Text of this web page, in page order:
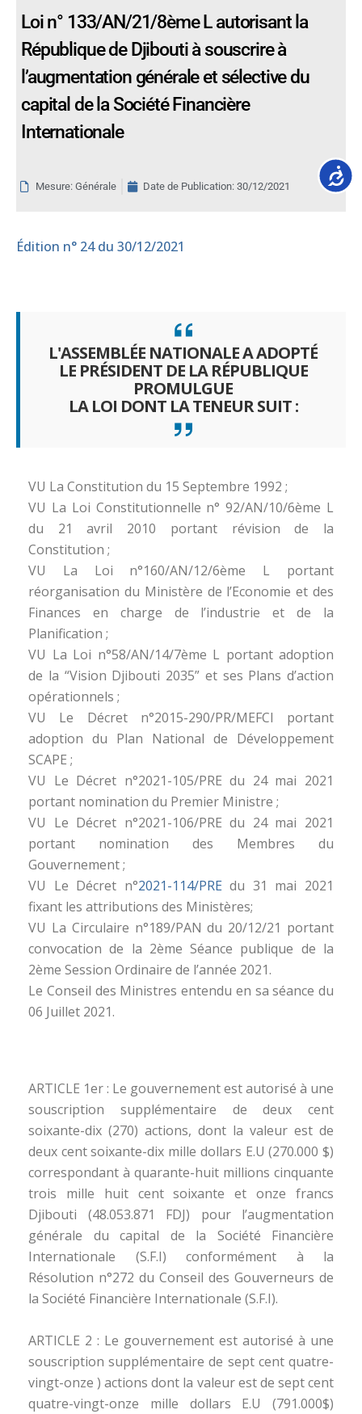
Loi n° 133/AN/21/8ème L autorisant la
République de Djibouti à souscrire à
l’augmentation générale et sélective du
capital de la Société Financière
Internationale
Mesure: Générale Date de Publication: 30/12/2021
Édition n° 24 du 30/12/2021
L'ASSEMBLÉE NATIONALE A ADOPTÉ
LE PRÉSIDENT DE LA RÉPUBLIQUE
PROMULGUE
LA LOI DONT LA TENEUR SUIT :
VU La Constitution du 15 Septembre 1992 ;
VU La Loi Constitutionnelle n° 92/AN/10/6ème L
du 21 avril 2010 portant révision de la
Constitution ;
VU La Loi n°160/AN/12/6ème L portant
réorganisation du Ministère de l’Economie et des
Finances en charge de l’industrie et de la
Planification ;
VU La Loi n°58/AN/14/7ème L portant adoption
de la “Vision Djibouti 2035” et ses Plans d’action
opérationnels ;
VU Le Décret n°2015-290/PR/MEFCI portant
adoption du Plan National de Développement
SCAPE ;
VU Le Décret n°2021-105/PRE du 24 mai 2021
portant nomination du Premier Ministre ;
VU Le Décret n°2021-106/PRE du 24 mai 2021
portant nomination des Membres du
Gouvernement ;
VU Le Décret n°2021-114/PREdu 31 mai 2021
fixant les attributions des Ministères;
VU La Circulaire n°189/PAN du 20/12/21 portant
convocation de la 2ème Séance publique de la
2ème Session Ordinaire de l’année 2021.
Le Conseil des Ministres entendu en sa séance du
06 Juillet 2021.
ARTICLE 1er : Le gouvernement est autorisé à une
souscription supplémentaire de deux cent
soixante-dix (270) actions, dont la valeur est de
deux cent soixante-dix mille dollars E.U (270.000 $)
correspondant à quarante-huit millions cinquante
trois mille huit cent soixante et onze francs
Djibouti (48.053.871 FDJ) pour l’augmentation
générale du capital de la Société Financière
Internationale (S.F.I) conformément à la
Résolution n°272 du Conseil des Gouverneurs de
la Société Financière Internationale (S.F.I).
ARTICLE 2 : Le gouvernement est autorisé à une
souscription supplémentaire de sept cent quatre-
vingt-onze ) actions dont la valeur est de sept cent
quatre-vingt-onze mille dollars E.U (791.000$)